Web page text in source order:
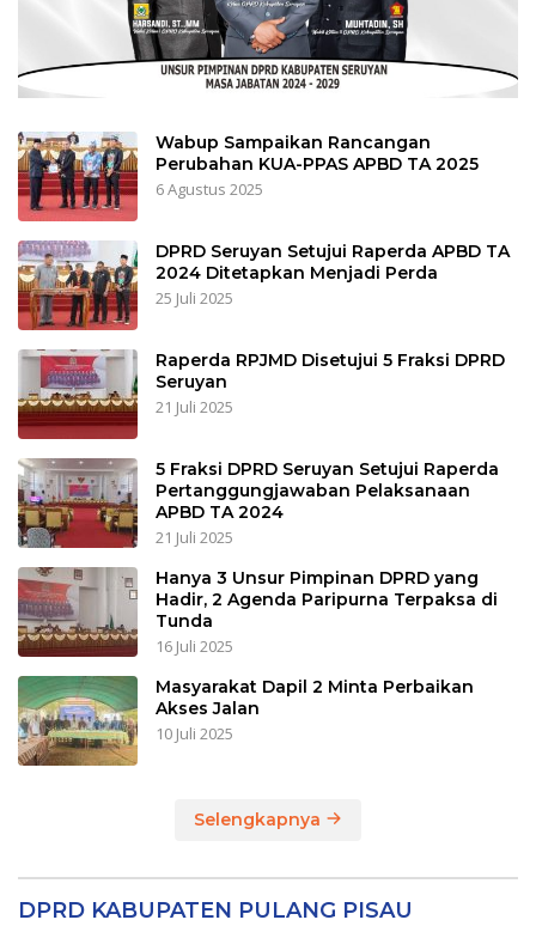
Wabup Sampaikan Rancangan
Perubahan KUA-PPAS APBD TA 2025
6 Agustus 2025
DPRD Seruyan Setujui Raperda APBD TA
2024 Ditetapkan Menjadi Perda
25 Juli 2025
Raperda RPJMD Disetujui 5 Fraksi DPRD
Seruyan
21 Juli 2025
5 Fraksi DPRD Seruyan Setujui Raperda
Pertanggungjawaban Pelaksanaan
APBD TA 2024
21 Juli 2025
Hanya 3 Unsur Pimpinan DPRD yang
Hadir, 2 Agenda Paripurna Terpaksa di
Tunda
16 Juli 2025
Masyarakat Dapil 2 Minta Perbaikan
Akses Jalan
10 Juli 2025
Selengkapnya
DPRD KABUPATEN PULANG PISAU